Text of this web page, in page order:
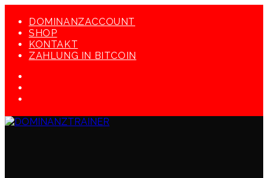
Inhalt
springen
DOMINANZACCOUNT
SHOP
KONTAKT
ZAHLUNG IN BITCOIN